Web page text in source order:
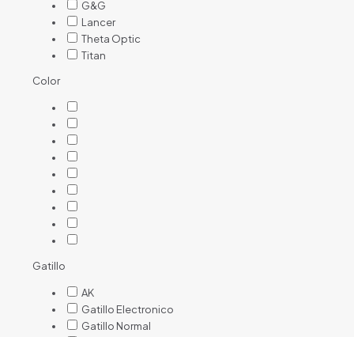
G&G
Lancer
Theta Optic
Titan
Color
Gatillo
AK
Gatillo Electronico
Gatillo Normal